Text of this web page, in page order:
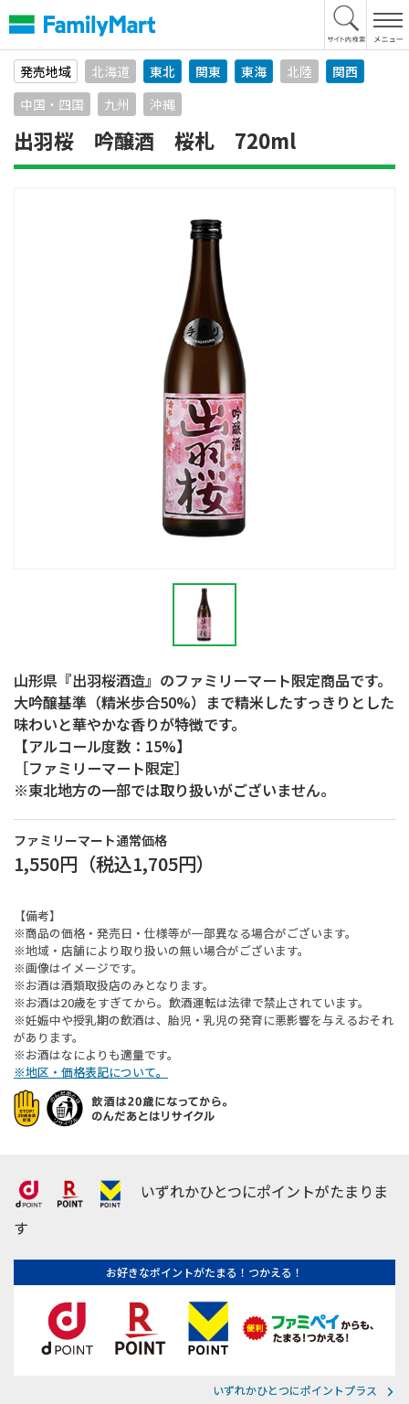
文
へ
発売地域
北海道 東北 関東 東海 北陸
関西
中国・四国
九州 沖縄
出羽桜 吟醸酒 桜札 720ml
山形県『出羽桜酒造』のファミリーマート限定商品です。
大吟醸基準（精米歩合50%）まで精米したすっきりとした
味わいと華やかな香りが特徴です。
【アルコール度数：15%】
［ファミリーマート限定］
※東北地方の一部では取り扱いがございません。
ファミリーマート通常価格
1,550円 （税込1,705円）
【備考】
※商品の価格・発売日・仕様等が一部異なる場合がございます。
※地域・店舗により取り扱いの無い場合がございます。
※画像はイメージです。
※お酒は酒類取扱店のみとなります。
※お酒は20歳をすぎてから。飲酒運転は法律で禁止されています。
※妊娠中や授乳期の飲酒は、胎児・乳児の発育に悪影響を与えるおそれ
があります。
※お酒はなによりも適量です。
※地区・価格表記について。
いずれかひとつにポイントがたまりま
す
お好きなポイントがたまる！つかえる！
いずれかひとつにポイントプラス